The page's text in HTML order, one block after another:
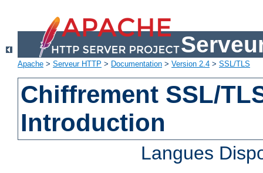
Apache > Serveur HTTP > Documentation > Version 2.4 > SSL/TLS
Chiffrement SSL/
Introduction
Langues